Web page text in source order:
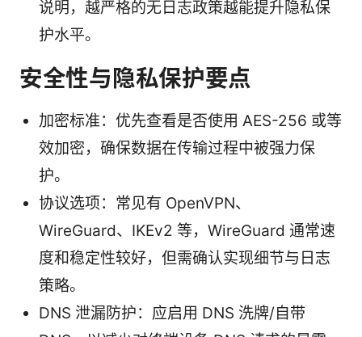
说明，越严格的无日志政策越能提升隐私保
护水平。
安全性与隐私保护要点
加密标准：优先查看是否使用 AES-256 或等
效加密，确保数据在传输过程中被强力保
护。
协议选项：常见有 OpenVPN、
WireGuard、IKEv2 等，WireGuard 通常速
度和稳定性较好，但需确认实现细节与日志
策略。
DNS 泄漏防护：应启用 DNS 洗牌/自带